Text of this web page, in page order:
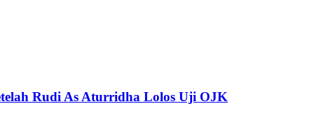
Rudi As Aturridha Lolos Uji OJK